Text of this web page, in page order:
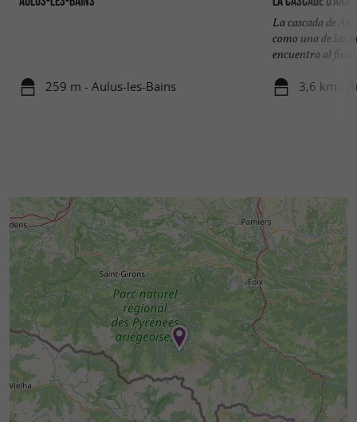
259 m - Aulus-les-Bains
La cascada de
como una de las
encuentra al final
3,6 km -